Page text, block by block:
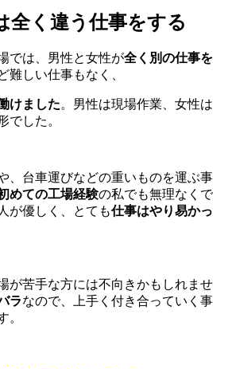
全く違う仕事をする
では、男性と女性が全く別の仕事を
難しい仕事もなく、
けました。男性は現場作業、女性は
でした。
、台車運びなどの重いものを運ぶ事
めての工場経験の私でも無理なくで
が優しく、とても仕事はやり易かっ
が苦手な方には不向きかもしれませ
ラなので、上手く付き合っていく事
。